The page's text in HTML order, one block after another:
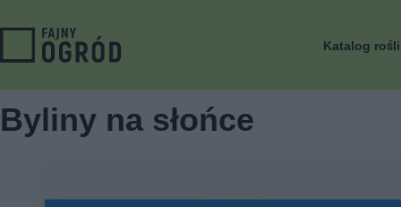
Katalog
Byliny na słońce